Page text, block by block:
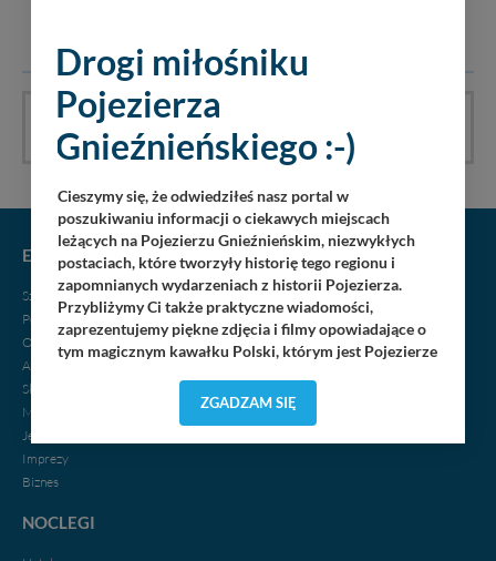
Galeria nie ma jeszcze komentarzy, bądź pierwszy!
EKSPRESOWO S5
Szlak Piastowski
Powstanie Wielkopolskie
Oblicza wojny
Architektura
Skarby i tajemnice
Miejscowości
Jeziora
Imprezy
Biznes
NOCLEGI
Drogi miłośniku
Pojezierza
Gnieźnieńskiego :-)
Cieszymy się, że odwiedziłeś nasz portal w
poszukiwaniu informacji o ciekawych miejscach
leżących na Pojezierzu Gnieźnieńskim, niezwykłych
postaciach, które tworzyły historię tego regionu i
zapomnianych wydarzeniach z historii Pojezierza.
Przybliżymy Ci także praktyczne wiadomości,
zaprezentujemy piękne zdjęcia i filmy opowiadające o
tym magicznym kawałku Polski, którym jest Pojezierze
Pojezierze Gnieźnieńskie odkrywać dla Ciebie na
składający się z pasjonatów, miłośników, czy wręcz
osób zakochanych w naszej
dnia wędruje po Pojezierzu Gnieźnieńskim, by rozwijać
nowych treści i zdjęć.
ZGADZAM SIĘ